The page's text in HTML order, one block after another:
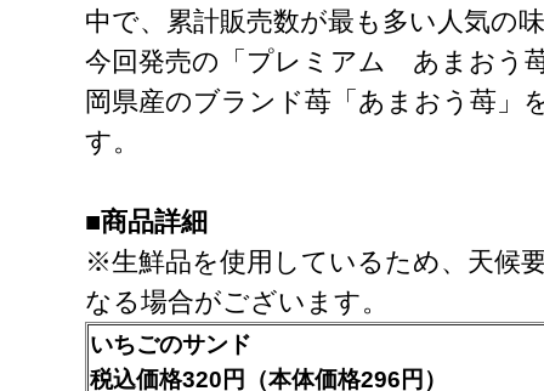
中で、累計販売数が最も多い人気の
今回発売の「プレミアム あまおう
岡県産のブランド苺「あまおう苺」
す。
■商品詳細
※生鮮品を使用しているため、天候
なる場合がございます。
いちごのサンド
税込価格320円（本体価格296円）